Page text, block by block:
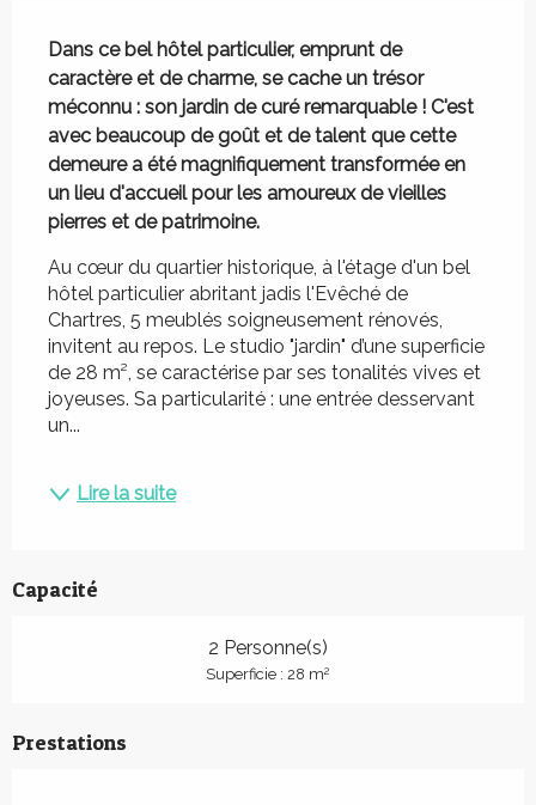
Dans ce bel hôtel particulier, emprunt de
caractère et de charme, se cache un trésor
méconnu : son jardin de curé remarquable ! C'est
avec beaucoup de goût et de talent que cette
demeure a été magnifiquement transformée en
un lieu d'accueil pour les amoureux de vieilles
pierres et de patrimoine.
Au cœur du quartier historique, à l'étage d'un bel
hôtel particulier abritant jadis l'Evêché de
Chartres, 5 meublés soigneusement rénovés,
invitent au repos. Le studio "jardin" d’une superficie
de 28 m², se caractérise par ses tonalités vives et
joyeuses. Sa particularité : une entrée desservant
un...
Lire la suite
Capacité
2 Personne(s)
Superficie : 28 m2
Prestations